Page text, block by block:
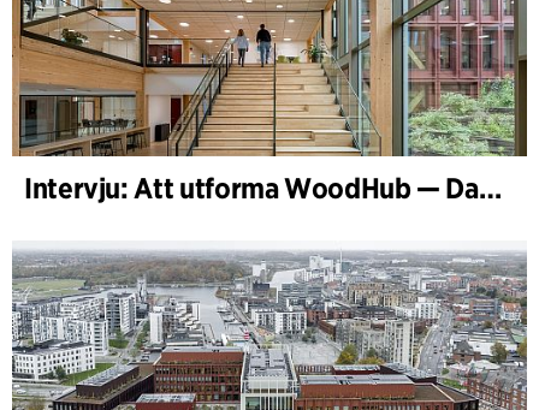
Intervju: Att utforma WoodHub — Danmarks största träbyggnad